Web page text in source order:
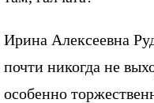
Ирина Алексеевна
почти никогда не
особенно